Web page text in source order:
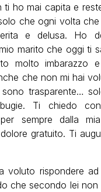
ti ho mai capita e
che ogni volta
e delusa. Ho
marito che oggi ti
molto imbarazzo
che non mi hai
trasparente…
Ti chiedo
sempre dalla
gratuito. Ti
voluto rispondere
che secondo lei non